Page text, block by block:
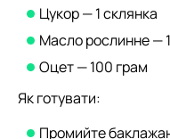
Цукор — 1 склянка
Масло рослинне —
Оцет — 100 грам
Як готувати:
Промийте